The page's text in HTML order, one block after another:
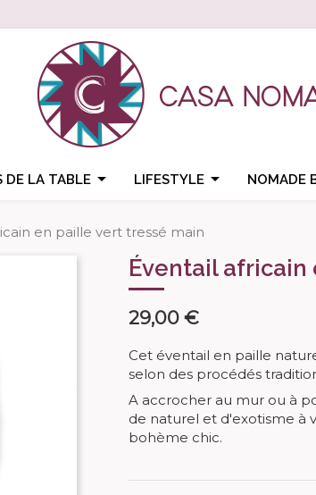

DE LA TABLE 
LIFESTYLE NOMADE
en paille vert tressé main
Éventail africain
29,00 €
Cet éventail en paille
selon des procédés
A accrocher au mur ou à
de naturel et d'exotisme à
bohème chic.